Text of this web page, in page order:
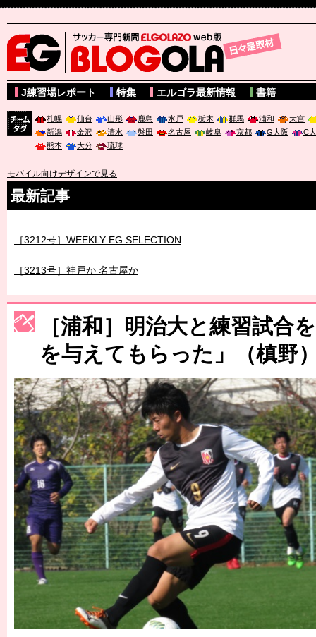
サッカー専門新聞ELGOLAZO web版 BLOGOLA
J練習場レポート 特集 エルゴラ最新情報 書籍
札幌 仙台 山形 鹿島 水戸 栃木 群馬 浦和
大宮
新潟
金沢 清水 磐田 名古屋 岐阜 京都 G大阪
C
熊本
大分 琉球
モバイル向けデザインで見る
最新記事
［3214号］WEST制覇
［3215号］WEEKLY EG SELECTION
［3216号］行く末占うラストワン
［3217号］最高の景色へ出国
［3218号］WEEKLY EG SELECTION
［3219号］特別な覇者へ 大逆転か連破か
［3220号］伝説の王者、黄金のシャーレ
［浦和］明治大と練習試合
を与えてもらった」（槙野